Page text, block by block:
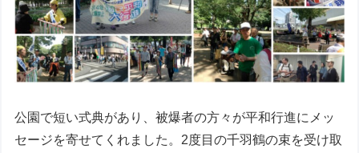
公園で短い式典があり、被爆者の方々が平和行進にメッ
セージを寄せてくれました。2度目の千羽鶴の束を受け取